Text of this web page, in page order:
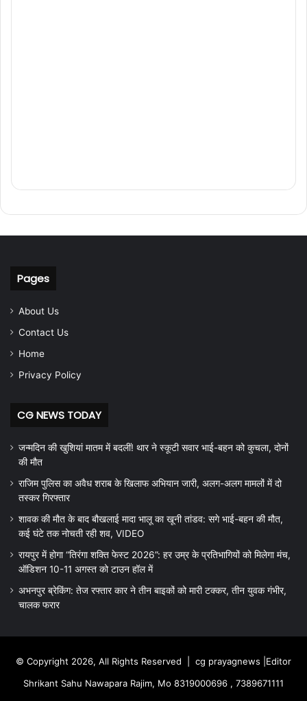
Pages
About Us
Contact Us
Home
Privacy Policy
CG NEWS TODAY
जन्मदिन की खुशियां मातम में बदलीं! थार ने स्कूटी सवार भाई-बहन को कुचला, दोनों
की मौत
राजिम पुलिस का अवैध शराब के खिलाफ अभियान जारी, अलग-अलग मामलों में दो
तस्कर गिरफ्तार
शावक की मौत के बाद बौखलाई मादा भालू का खूनी तांडव: सगे भाई-बहन की मौत,
कई घंटे तक नोचती रही शव, VIDEO
रायपुर में होगा “तिरंगा शक्ति फेस्ट 2026”: हर उम्र के प्रतिभागियों को मिलेगा मंच,
ऑडिशन 10-11 अगस्त को टाउन हॉल में
अभनपुर ब्रेकिंग: तेज रफ्तार कार ने तीन बाइकों को मारी टक्कर, तीन युवक गंभीर,
चालक फरार
© Copyright 2026, All Rights Reserved | cg prayagnews |Editor
Shrikant Sahu Nawapara Rajim, Mo 8319000696 , 7389671111